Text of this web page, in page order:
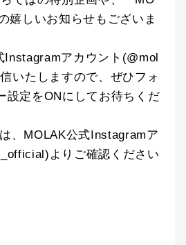
嬉しいお知らせもございま
Instagramアカウント(@mol
いたしますので、ぜひフォ
設定をONにしてお待ちくだ
、MOLAK公式Instagramア
よりご確認ください